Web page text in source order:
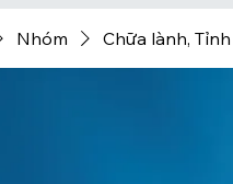
Nhóm Chữa lành,